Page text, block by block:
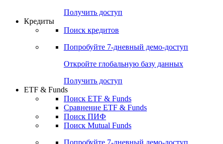
Получить доступ
Кредиты
Поиск кредитов
Попробуйте 7-дневный демо-доступ
Откройте глобальную базу данных
Получить доступ
ETF & Funds
Поиск ETF & Funds
Сравнение ETF & Funds
Поиск ПИФ
Поиск Mutual Funds
Попробуйте 7-дневный демо-доступ